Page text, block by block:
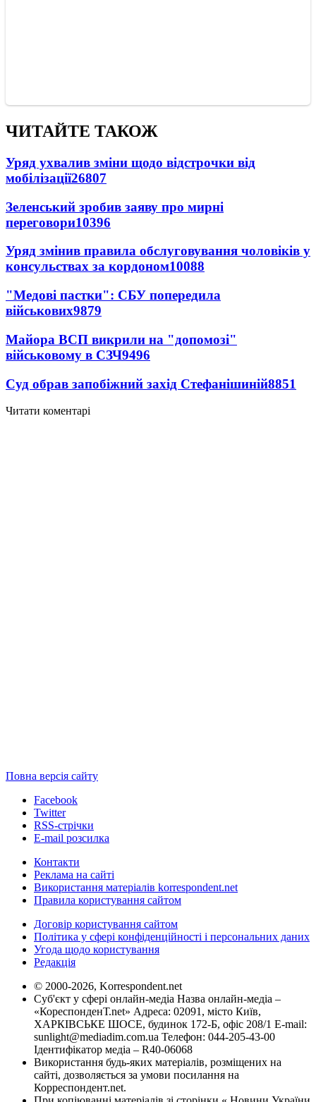
ЧИТАЙТЕ ТАКОЖ
Уряд ухвалив зміни щодо відстрочки від
мобілізації26807
Зеленський зробив заяву про мирні
переговори10396
Уряд змінив правила обслуговування чоловіків у
консульствах за кордоном10088
"Медові пастки": СБУ попередила
військових9879
Майора ВСП викрили на "допомозі"
військовому в СЗЧ9496
Суд обрав запобіжний захід Стефанішиній8851
Читати коментарі
Повна версія сайту
Facebook
Twitter
RSS-стрічки
E-mail розсилка
Контакти
Реклама на сайті
Використання матеріалів korrespondent.net
Правила користування сайтом
Договір користування сайтом
Політика у сфері конфіденційності і персональних даних
Угода щодо користування
Редакція
© 2000-2026, Korrespondent.net
Суб'єкт у сфері онлайн-медіа Назва онлайн-медіа –
«КореспонденТ.net» Адреса: 02091, місто Київ,
ХАРКІВСЬКЕ ШОСЕ, будинок 172-Б, офіс 208/1 E-mail:
sunlight@mediadim.com.ua Телефон: 044-205-43-00
Ідентифікатор медіа – R40-06068
Використання будь-яких матеріалів, розміщених на
сайті, дозволяється за умови посилання на
Корреспондент.net.